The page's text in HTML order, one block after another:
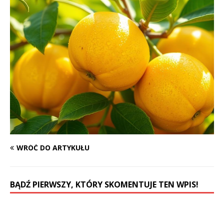
WRÓĆ DO ARTYKUŁU
BĄDŹ PIERWSZY, KTÓRY SKOMENTUJE TEN WPIS!